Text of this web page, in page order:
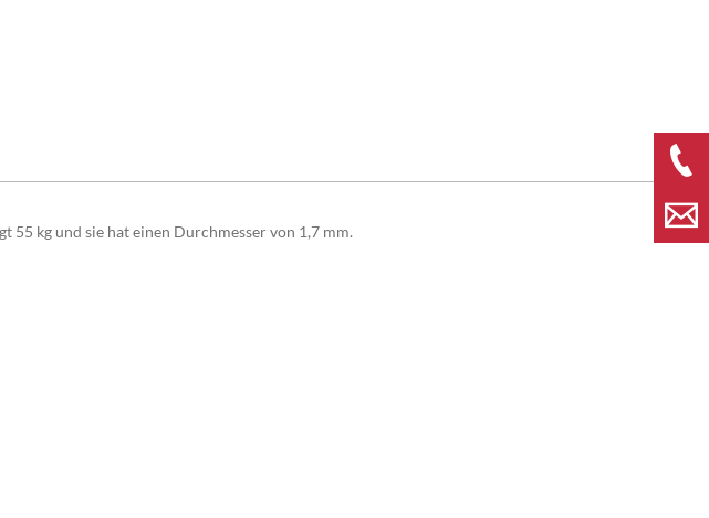
kg und sie hat einen Durchmesser von 1,7 mm.